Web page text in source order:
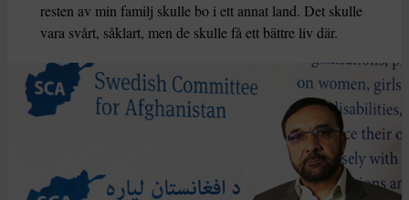
resten av min familj skulle bo i ett annat land. Det skulle
vara svårt, såklart, men de skulle få ett bättre liv där.